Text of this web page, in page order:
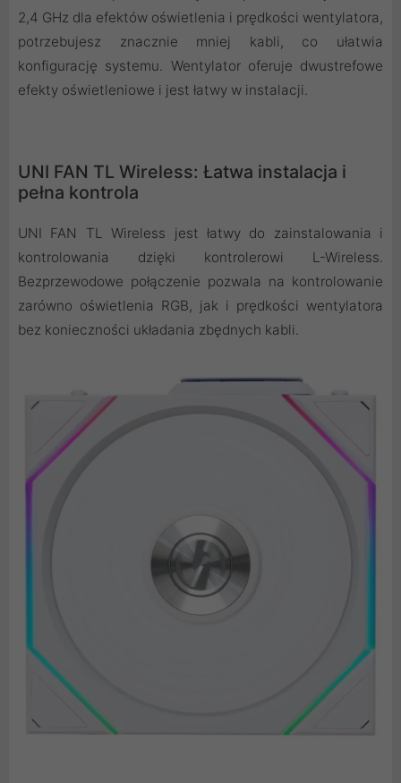
2,4 GHz dla efektów oświetlenia i prędkości wentylatora,
potrzebujesz znacznie mniej kabli, co ułatwia
konfigurację systemu. Wentylator oferuje dwustrefowe
efekty oświetleniowe i jest łatwy w instalacji.
UNI FAN TL Wireless: Łatwa instalacja i
pełna kontrola
UNI FAN TL Wireless jest łatwy do zainstalowania i
kontrolowania dzięki kontrolerowi L-Wireless.
Bezprzewodowe połączenie pozwala na kontrolowanie
zarówno oświetlenia RGB, jak i prędkości wentylatora
bez konieczności układania zbędnych kabli.